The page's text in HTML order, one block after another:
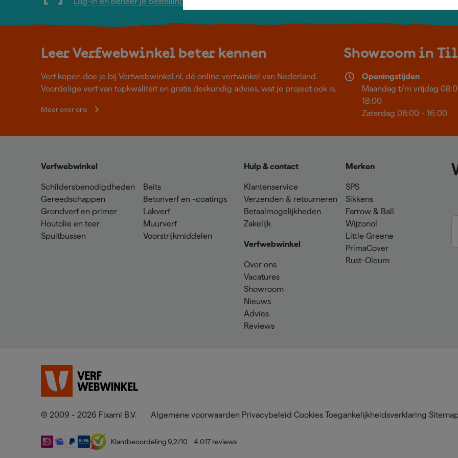
Leer Verfwebwinkel beter kennen
Verf kopen doe je bij Verfwebwinkel.nl, dé online verfwinkel van Nederland.
Voordelige verf van topkwaliteit en gratis deskundig advies, wat je project ook is.
Meer over ons
Showroom in
Openingstijden
Maandag t/m vrijdag
18:00
Zaterdag 08:00 - 16:00
Verfwebwinkel
Schildersbenodigdheden
Gereedschappen
Grondverf en primer
Houtolie en teer
Spuitbussen
Beits
Betonverf en -coatings
Lakverf
Muurverf
Voorstrijkmiddelen
Hulp & contact
Klantenservice
Verzenden & retourneren
Betaalmogelijkheden
Zakelijk
Verfwebwinkel
Over ons
Vacatures
Showroom
Nieuws
Advies
Reviews
Merken
SPS
Sikkens
Farrow & Ball
Wijzonol
Little Greene
PrimaCover
Rust-Oleum
© 2009 - 2026 Fixami B.V. Algemene voorwaarden Privacybeleid Cookies Toegankelijkheidsverklaring Sitemap
Klantbeoordeling9,2/10 4.017 reviews